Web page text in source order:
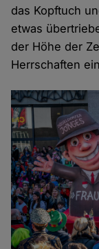
das Kopftuch
etwas
der Höhe der
Herrschaften